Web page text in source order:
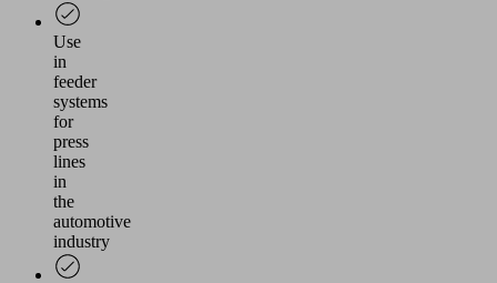
Use
in
feeder
systems
for
press
lines
in
the
automotive
industry